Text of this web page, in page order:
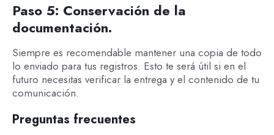
Paso 5: Conservación de la
documentación.
Siempre es recomendable mantener una copia de todo
lo enviado para tus registros. Esto te será útil si en el
futuro necesitas verificar la entrega y el contenido de tu
comunicación.
Preguntas frecuentes